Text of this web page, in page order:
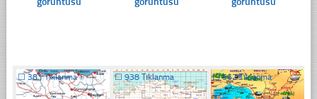
☐381 Tıklanma ☐938 Tıklanma ☐562 Tıklanma